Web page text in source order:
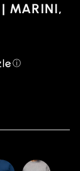
MARINI,
ⓘ